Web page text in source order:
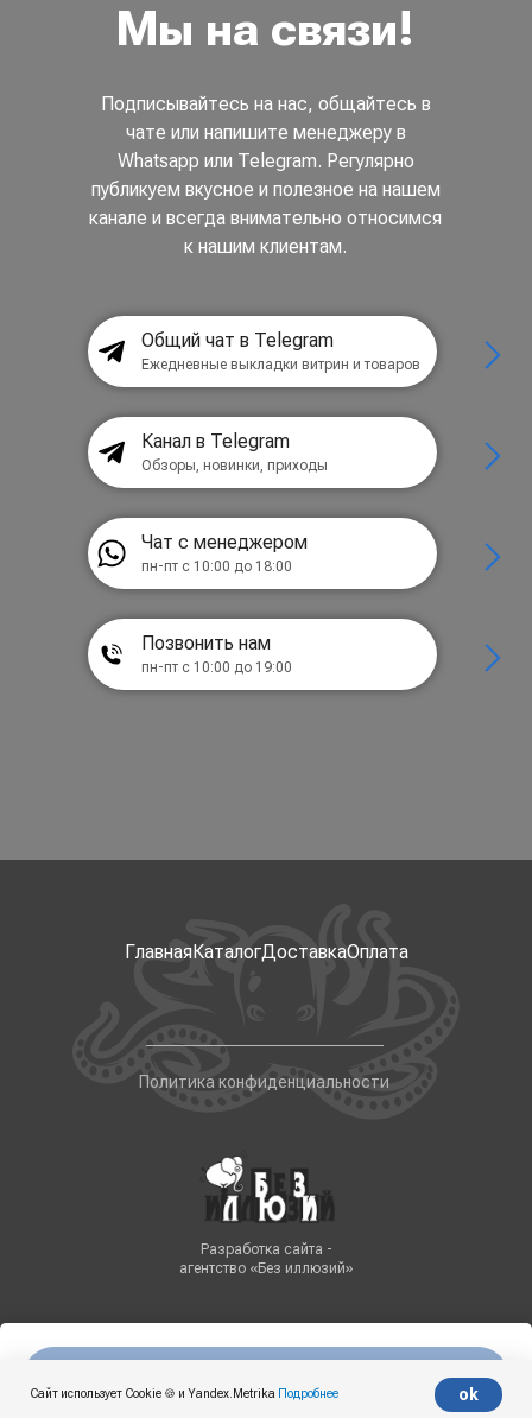
Сайт использует Cookie 🍪 и Yandex.Metrika Подробнее ok
Мы на связи!
Подписывайтесь на нас, общайтесь в
чате или напишите менеджеру в
Whatsapp или Telegram. Регулярно
публикуем вкусное и полезное на нашем
канале и всегда внимательно относимся
к нашим клиентам.
Общий чат в Telegram
Ежедневные выкладки витрин и товаров
Канал в Telegram
Обзоры, новинки, приходы
Чат с менеджером
пн-пт с 10:00 до 18:00
Позвонить нам
пн-пт с 10:00 до 19:00
ГлавнаяКаталогДоставкаОплата
Политика конфиденциальности
Разработка сайта -
агентство «Без иллюзий»
Made on Tilda